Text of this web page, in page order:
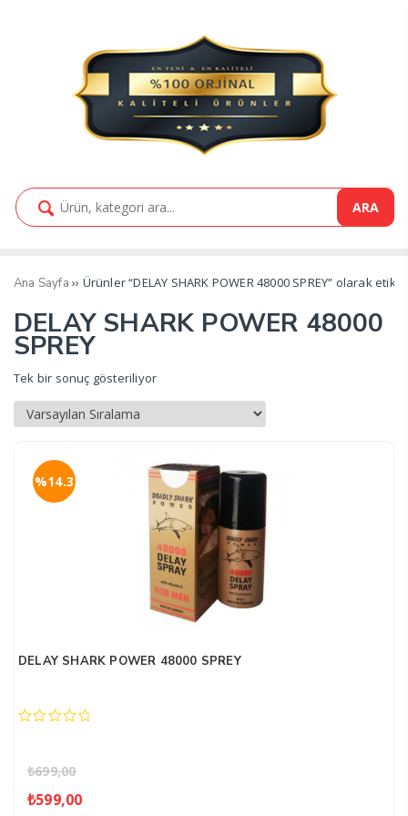
ARA
Ana Sayfa ›› Ürünler “DELAY SHARK POWER 48000 SPREY” olarak
DELAY SHARK POWER 48000
SPREY
Tek bir sonuç gösteriliyor
DELAY SHARK POWER 48000 SPREY
₺699,00
Orijinal
₺599,00Şu
%14.3